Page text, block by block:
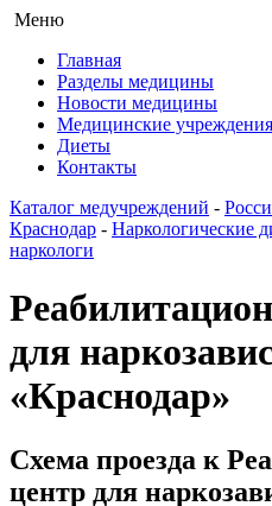
Меню
Главная
Разделы медицины
Новости медицины
Медицинские учреждения
Диеты
Контакты
Каталог медучреждений -
Краснодар - Наркологические
наркологи
для
«Краснодар»
Схема проезда к
центр для